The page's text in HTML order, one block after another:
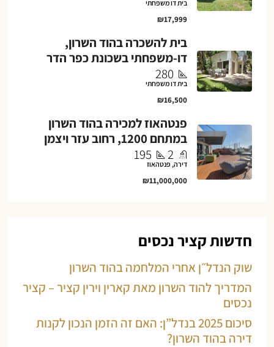
בית דו משפחתי
₪17,999
בית להשכרה בהוד השרון,
דו-משפחתי בשכונת כפר הדר
280
בית דו משפחתי
₪16,500
פנטהאוז למכירה בהוד השרון
במתחם 1200, רחוב עזר ויצמן
2
195
דירה, פנטהאוז
₪11,000,000
חדשות קציר נכסים
שוק הנדל״ן אחרי המלחמה בהוד השרון
המדריך להוד השרון מאת קארין וירין קציר – קציר
נכסים
סיכום 2025 בנדל”ן: האם זה הזמן הנכון לקנות
דירה בהוד השרון?